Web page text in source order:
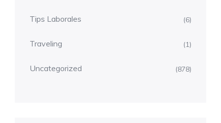
Tips Laborales (6)
Traveling (1)
Uncategorized (878)